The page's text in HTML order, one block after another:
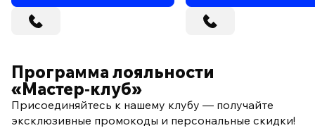
Программа лояльности
«Мастер‑клуб»
Присоединяйтесь к нашему клубу — получайте
эксклюзивные промокоды и персональные скидки!